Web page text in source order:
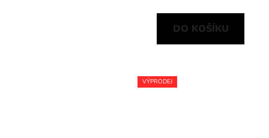
DO KOŠÍKU
VÝPRODEJ